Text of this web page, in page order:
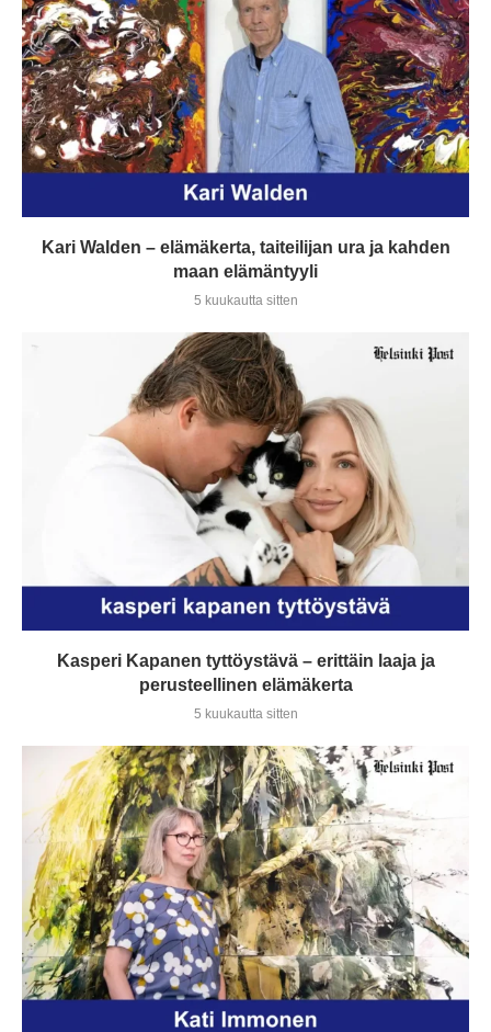
Kari Walden – elämäkerta, taiteilijan ura ja kahden
maan elämäntyyli
5 kuukautta sitten
Kasperi Kapanen tyttöystävä – erittäin laaja ja
perusteellinen elämäkerta
5 kuukautta sitten